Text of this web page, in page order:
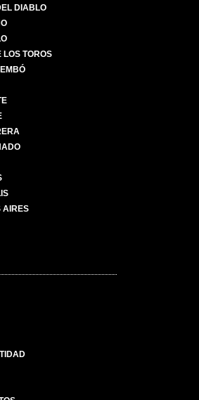
DIABLO
LOS TOROS
AIRES